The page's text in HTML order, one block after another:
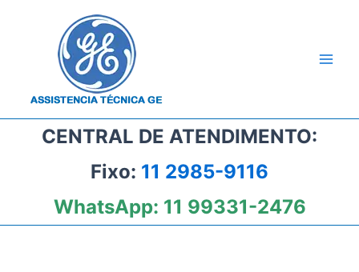
CENTRAL DE ATENDIMENTO:
Fixo: 11 2985-9116
WhatsApp: 11 99331-2476